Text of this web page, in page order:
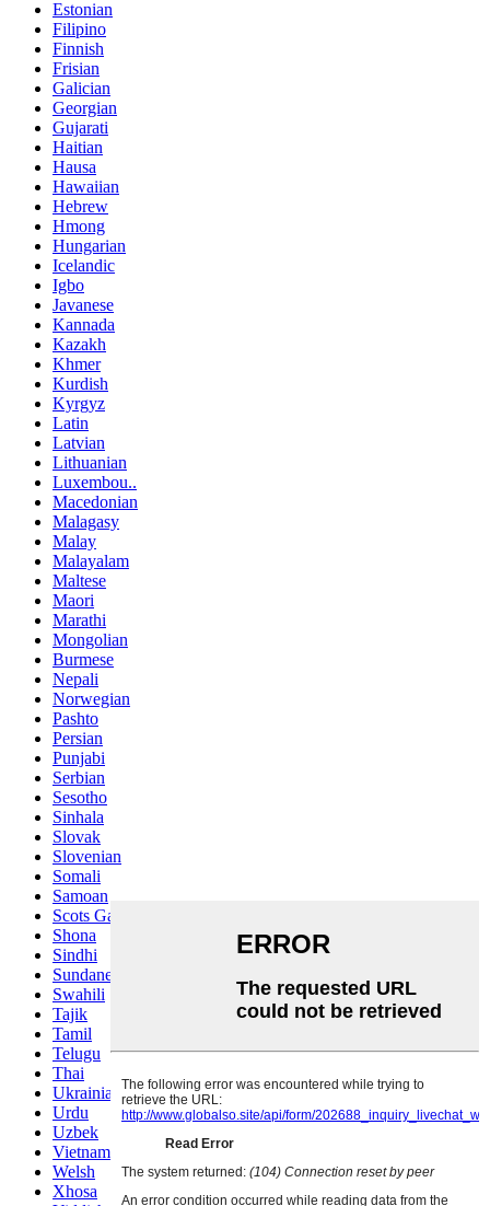
Estonian
Filipino
Finnish
Frisian
Galician
Georgian
Gujarati
Haitian
Hausa
Hawaiian
Hebrew
Hmong
Hungarian
Icelandic
Igbo
Javanese
Kannada
Kazakh
Khmer
Kurdish
Kyrgyz
Latin
Latvian
Lithuanian
Luxembou..
Macedonian
Malagasy
Malay
Malayalam
Maltese
Maori
Marathi
Mongolian
Burmese
Nepali
Norwegian
Pashto
Persian
Punjabi
Serbian
Sesotho
Sinhala
Slovak
Slovenian
Somali
Samoan
Scots Gaelic
Shona
Sindhi
Sundanese
Swahili
Tajik
Tamil
Telugu
Thai
Ukrainian
Urdu
Uzbek
Vietnamese
Welsh
Xhosa